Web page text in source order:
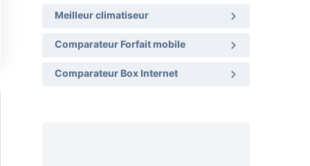
Meilleur climatiseur
Comparateur Forfait mobile
Comparateur Box Internet